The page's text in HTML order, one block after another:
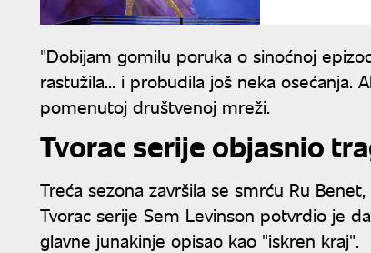
"Dobijam gomilu poruka o sinoćnoj
rastužila... i probudila još neka osećanja.
pomenutoj društvenoj mreži.
Tvorac serije objasnio
Treća sezona završila se smrću Ru
Tvorac serije Sem Levinson potvrdio je
glavne junakinje opisao kao "iskren kraj".